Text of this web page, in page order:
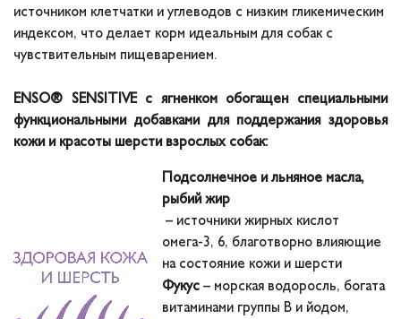
источником клетчатки и углеводов с низким гликемическим
индексом, что делает корм идеальным для собак с
чувствительным пищеварением.
ENSO® SENSITIVE c ягненком обогащен специальными
функциональными добавками для поддержания здоровья
кожи и красоты шерсти взрослых собак:
Подсолнечное и льняное масла,
рыбий жир
– источники жирных кислот
омега-3, 6, благотворно влияющие
на состояние кожи и шерсти
Фукус – морская водоросль, богата
витаминами группы В и йодом,